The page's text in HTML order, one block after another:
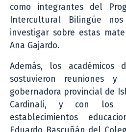
como integrantes del
Intercultural Bilingüe
investigar sobre estas
Ana Gajardo.
Además, los académicos
sostuvieron reuniones
gobernadora provincial de
Cardinali, y con los
establecimientos